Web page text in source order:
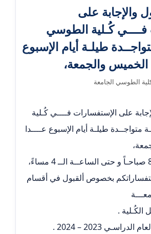
والإجابة على
كُـلية الطوسي
طيلـة أيام الإسبوع
الخميس والجمعة،
الطوسي الجامعة
على الإستفسارات فــــي كُـلية
متواجــدة طيلـة أيام الإسبوع عــــدا
بخصوص ألقبول في أقسام
الكُـلية .
2023 – 2024 .